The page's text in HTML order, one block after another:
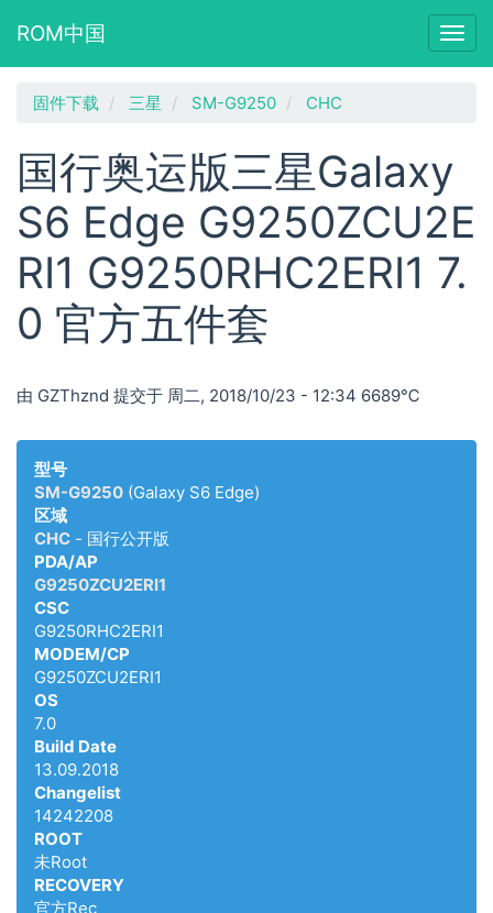
ROM中国
固件下载 三星 SM-G9250 CHC
国行奥运版三星Galaxy
S6 Edge G9250ZCU2E
RI1 G9250RHC2ERI1 7.
0 官方五件套
由 GZThznd 提交于 周二, 2018/10/23 - 12:34 6689℃
型号
SM-G9250 (Galaxy S6 Edge)
区域
CHC - 国行公开版
PDA/AP
G9250ZCU2ERI1
CSC
G9250RHC2ERI1
MODEM/CP
G9250ZCU2ERI1
OS
7.0
Build Date
13.09.2018
Changelist
14242208
ROOT
未Root
RECOVERY
官方Rec